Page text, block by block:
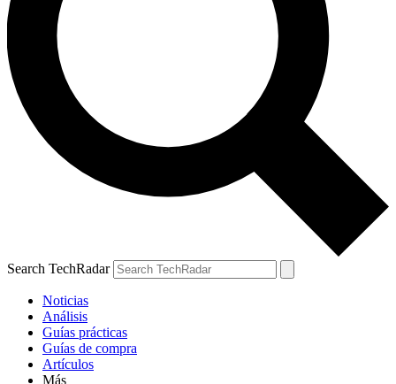
Search TechRadar
Noticias
Análisis
Guías prácticas
Guías de compra
Artículos
Más